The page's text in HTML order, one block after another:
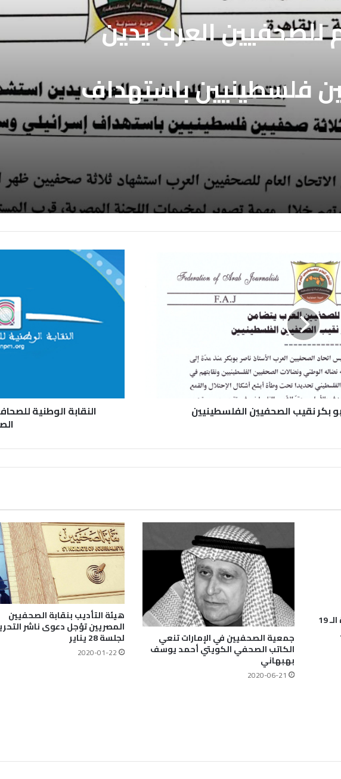
للصحفيين العرب يدين
فلسطينيين باستهداف
قطاع غزة
بكر نقيب الصحفيين الفلسطينيين النقابة الوطنية
نادي دبي للصحافة” ينظّم الدورة الـ 19
جمعية الصحفيين في الإمارات تنعي
الكاتب الصحفي الكويتي أحمد يوسف
بهبهاني
2020-06-21
هيئة التأديب بنقابة الصحفيين
المصريين تؤجل دعوى ناشر
لجلسة 28 يناير
2020-01-22